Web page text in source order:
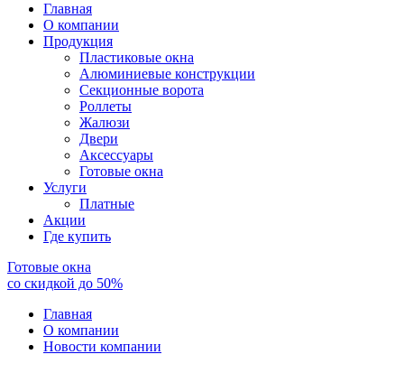
Главная
О компании
Продукция
Пластиковые окна
Алюминиевые конструкции
Секционные ворота
Роллеты
Жалюзи
Двери
Аксессуары
Готовые окна
Услуги
Платные
Акции
Где купить
Готовые окна
со скидкой до 50%
Главная
О компании
Новости компании